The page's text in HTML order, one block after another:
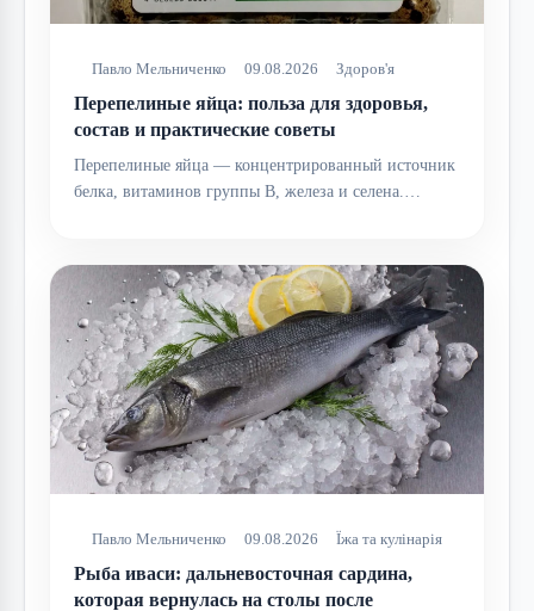
Павло Мельниченко 09.08.2026 Здоров'я
Перепелиные яйца: польза для здоровья,
состав и практические советы
Перепелиные яйца — концентрированный источник
белка, витаминов группы B, железа и селена.…
Павло Мельниченко 09.08.2026 Їжа та кулінарія
Рыба иваси: дальневосточная сардина,
которая вернулась на столы после